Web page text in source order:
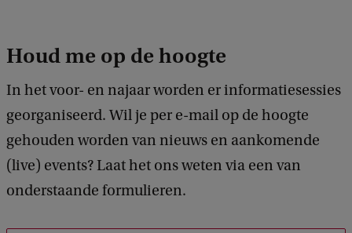
Houd me op de hoogte
In het voor- en najaar worden er informatiesessies
georganiseerd. Wil je per e-mail op de hoogte
gehouden worden van nieuws en aankomende
(live) events? Laat het ons weten via een van
onderstaande formulieren.